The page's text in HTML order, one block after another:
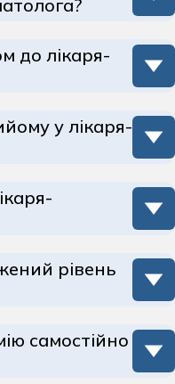
до лікаря-
у лікаря-
рівень
знижений рівень
занепокоєння.
досить поширеним,
самостійно